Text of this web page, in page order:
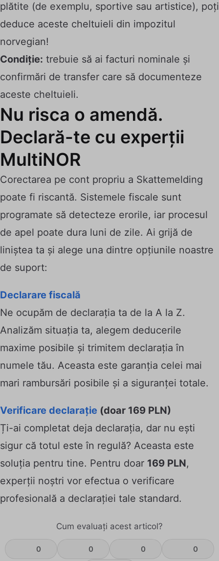
plătite (de exemplu, sportive sau artistice), poți
deduce aceste cheltuieli din impozitul
norvegian!
Condiție: trebuie să ai facturi nominale și
confirmări de transfer care să documenteze
aceste cheltuieli.
Nu risca o amendă.
Declară-te cu experții
MultiNOR
Corectarea pe cont propriu a Skattemelding
poate fi riscantă. Sistemele fiscale sunt
programate să detecteze erorile, iar procesul
de apel poate dura luni de zile. Ai grijă de
liniștea ta și alege una dintre opțiunile noastre
de suport:
Declarare fiscală
Ne ocupăm de declarația ta de la A la Z.
Analizăm situația ta, alegem deducerile
maxime posibile și trimitem declarația în
numele tău. Aceasta este garanția celei mai
mari rambursări posibile și a siguranței totale.
Verificare declarație (doar 169 PLN)
Ți-ai completat deja declarația, dar nu ești
sigur că totul este în regulă? Aceasta este
soluția pentru tine. Pentru doar 169 PLN,
experții noștri vor efectua o verificare
profesională a declarației tale standard.
Cum evaluați acest articol?
0 0 0 0